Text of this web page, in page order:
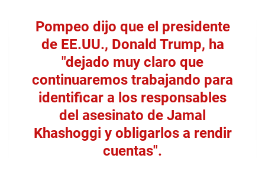
Pompeo dijo que el presidente
de EE.UU., Donald Trump, ha
"dejado muy claro que
continuaremos trabajando para
identificar a los responsables
del asesinato de Jamal
Khashoggi y obligarlos a rendir
cuentas".